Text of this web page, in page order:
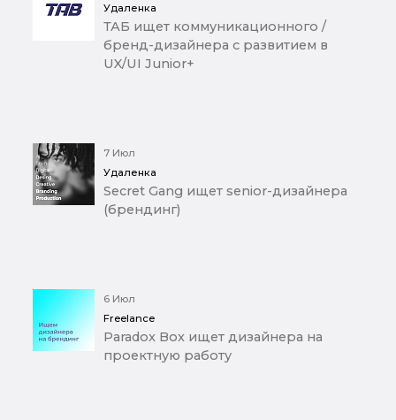
Удаленка
ТАБ ищет коммуникационного /
бренд-дизайнера с развитием в
UX/UI Junior+
7 Июл
Удаленка
Secret Gang ищет senior-дизайнера
(брендинг)
6 Июл
Freelance
Paradox Box ищет дизайнера на
проектную работу